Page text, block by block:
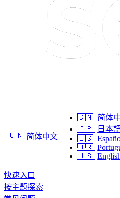
🇨🇳 简体中文
🇨🇳 简体
🇯🇵
日本
🇪🇸
🇧🇷
🇺🇸 English
快速入口
按主题探索